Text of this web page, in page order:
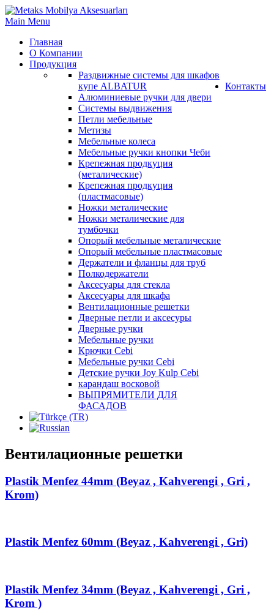
Main Menu
Главная
О Компании
Продукция
Раздвижные системы для шкафов
купе ALBATUR
Алюминиевые ручки для двери
Системы выдвижения
Петли мебельные
Метизы
Мебельные колеса
Мебельные ручки кнопки Чеби
Крепежная продкуция
(металические)
Крепежная продкуция
(пластмасовые)
Ножки‏ металические
Ножки‏ металические для
тумбочки
Опорый мебельные металические
Опорый мебельные пластмасовые
Держатели и фланцы для труб
Полкодержатели
Аксесуары для стекла
Аксесуары для шкафа
Вентилационные решетки
Дверные петли и аксесуры
Дверные ручки
Мебельные ручки
Крючки Cebi
Мебельные ручки Cebi
Детские ручки Joy Kulp Cebi
карандаш восковой
ВЫПРЯМИТЕЛИ ДЛЯ
ФАСАДОВ
Контакты
Вентилационные решетки
Plastik Menfez 44mm (Beyaz , Kahverengi , Gri ,
Krom)
Plastik Menfez 60mm (Beyaz , Kahverengi , Gri)
Plastik Menfez 34mm (Beyaz , Kahverengi , Gri ,
Krom )